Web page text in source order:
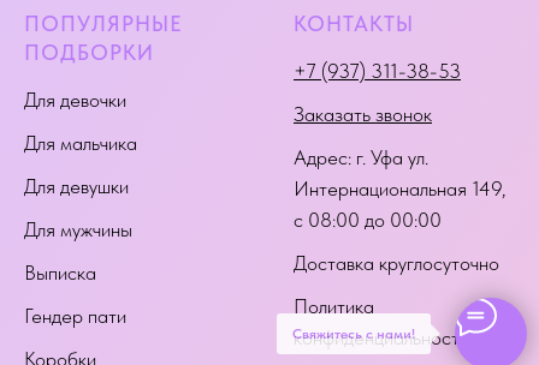
Свяжитесь с нами!
ПОПУЛЯРНЫЕ
ПОДБОРКИ
Для девочки
Для мальчика
Для девушки
Для мужчины
Выписка
Гендер пати
Коробки
КОНТАКТЫ
+7 (937) 311-38-53
Заказать звонок
Адрес: г. Уфа ул.
Интернациональная 149,
с 08:00 до 00:00
Доставка круглосуточно
Политика
конфиденциальности